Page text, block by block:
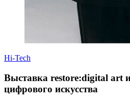
Hi-Tech
Выставка restore:digital art
цифрового искусства